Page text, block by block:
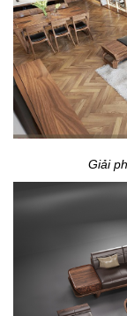
Giải